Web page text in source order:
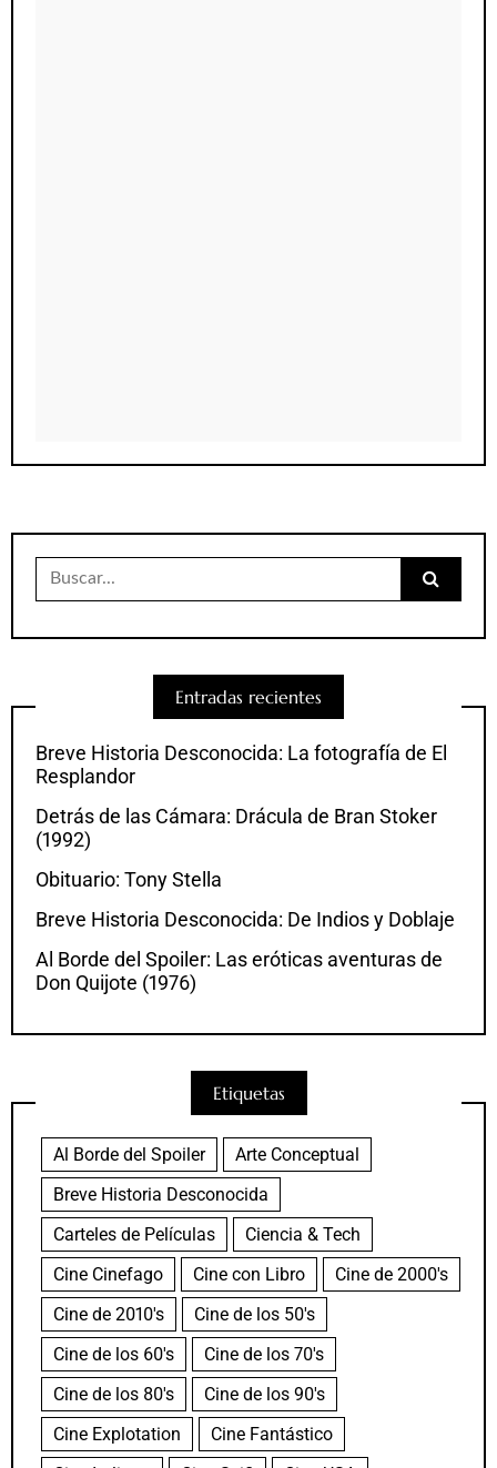
Buscar:
Entradas recientes
Breve Historia Desconocida: La fotografía de El
Resplandor
Detrás de las Cámara: Drácula de Bran Stoker
(1992)
Obituario: Tony Stella
Breve Historia Desconocida: De Indios y Doblaje
Al Borde del Spoiler: Las eróticas aventuras de
Don Quijote (1976)
Etiquetas
Al Borde del Spoiler
Arte Conceptual
Breve Historia Desconocida
Carteles de Películas
Ciencia & Tech
Cine Cinefago
Cine con Libro
Cine de 2000's
Cine de 2010's
Cine de los 50's
Cine de los 60's
Cine de los 70's
Cine de los 80's
Cine de los 90's
Cine Explotation
Cine Fantástico